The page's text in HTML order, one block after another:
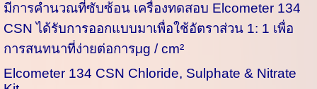
มีการคำนวณที่ซับซ้อน เครื่องทดสอบ Elcometer 134
CSN ได้รับการออกแบบมาเพื่อใช้อัตราส่วน 1: 1 เพื่อ
การสนทนาที่ง่ายต่อการμg / cm²
Elcometer 134 CSN Chloride, Sulphate & Nitrate